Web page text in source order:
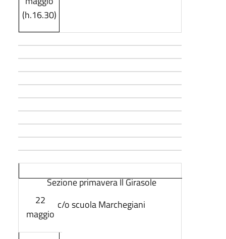
(h.16.30)
Sezione primavera Il Girasole
c/o scuola Marchegiani
22
maggio